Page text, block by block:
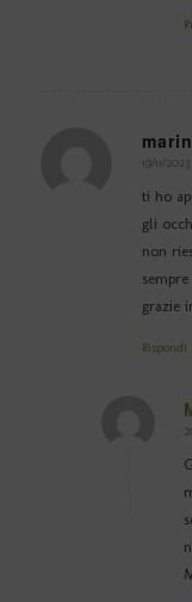
dice:
19/11/
ti ho
gli
non
grazie
Rispondi